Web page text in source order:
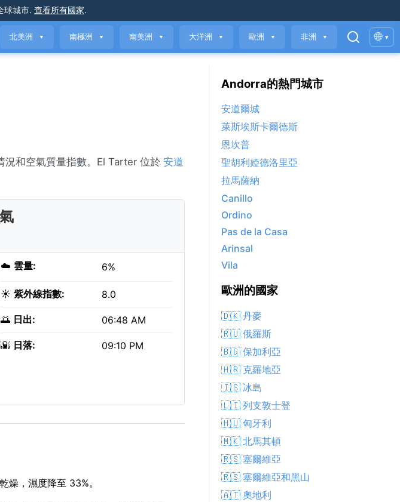
球城市. 查看所有國家.
北美洲 ▼ 南極洲 ▼ 南美洲 ▼ 大洋洲 ▼ 歐洲 ▼ 非洲 ▼ 🌐 ▾
況和空氣質量指數。El Tarter 位於 安道
☁️ 雲量: 6%
☀️ 紫外線指數: 8.0
🌅 日出: 06:48 AM
🌇 日落: 09:10 PM
燥，濕度降至 33%。
Andorra的熱門城市
安道爾城
萊斯埃斯卡爾德斯
恩坎普
聖胡利婭德洛里亞
拉馬薩納
Canillo
Ordino
Pas de la Casa
Arinsal
Vila
歐洲的國家
🇩🇰 丹麥
🇷🇺 俄羅斯
🇧🇬 保加利亞
🇭🇷 克羅地亞
🇮🇸 冰島
🇱🇮 列支敦士登
🇭🇺 匈牙利
🇲🇰 北馬其頓
🇷🇸 塞爾維亞
🇷🇸 塞爾維亞和黑山
🇦🇹 奧地利